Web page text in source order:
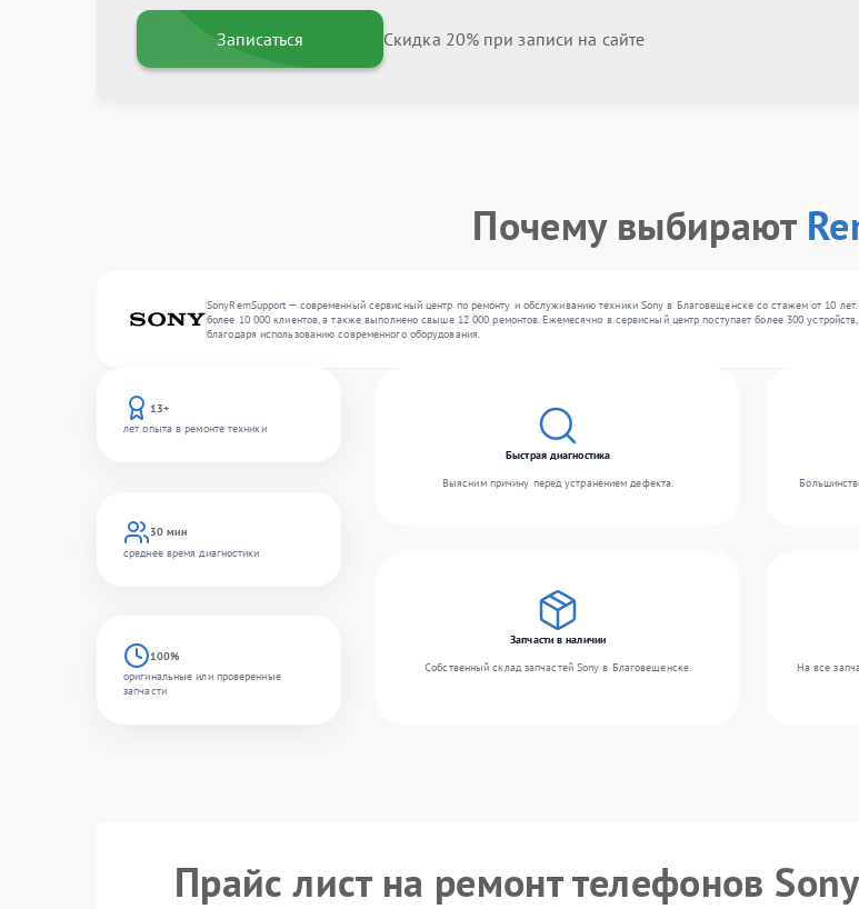
Записаться Скидка 20% при записи на сайте
Почему выбирают
SonyRemSupport — современный сервисный центр по ремонту и обслуживанию техники Sony в Благовещенске со стажем от 10
более 10 000 клиентов, а также выполнено свыше 12 000 ремонтов. Ежемесячно в сервисный центр поступает более 300
благодаря использованию современного оборудования.
13+
лет опыта в ремонте техники
30 мин
среднее время диагностики
100%
оригинальные или проверенные
запчасти
Быстрая диагностика
Выясним причину перед устранением дефекта.
Запчасти в наличии
Собственный склад запчастей Sony в Благовещенске.
На все
Прайс лист на ремонт телефонов Sony